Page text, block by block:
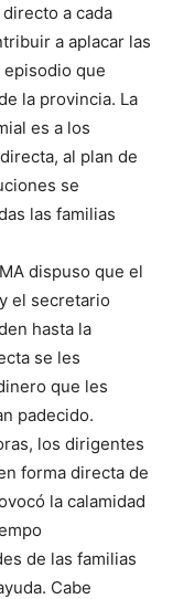
a cada
a aplacar las
que
la provincia. La
es a los
al plan de
se
las familias
dispuso que el
el secretario
hasta la
se les
que les
padecido.
los dirigentes
forma directa de
la calamidad
de las familias
Cabe